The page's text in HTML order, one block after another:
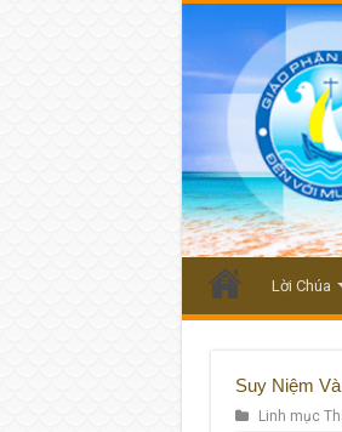
Lời Chúa
Suy Niệm
Linh mục